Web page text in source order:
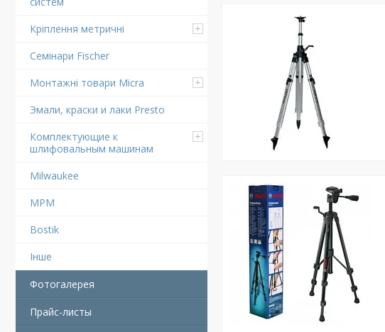
Кріплення метричні
Семінари Fischer
Монтажні товари Micra
Эмали, краски и лаки Presto
Комплектующие к
шлифовальным машинам
Milwaukee
MPM
Bostik
Інше
Фотогалерея
Прайс-листы